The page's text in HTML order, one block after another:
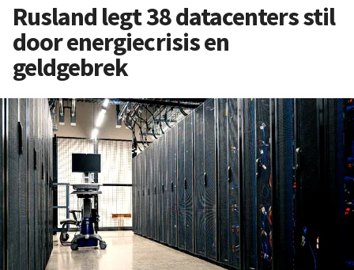
Rusland legt 38 datacenters stil
door energiecrisis en
geldgebrek